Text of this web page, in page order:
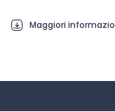
Maggiori